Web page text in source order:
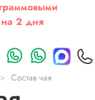
на 2 дня
Состав чая